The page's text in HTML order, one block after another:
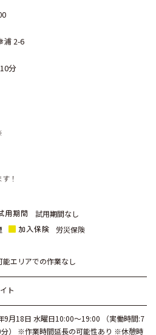
浦 2-6
分
！
用期間
試用期間なし
加入保険
労災保険
能エリアでの作業なし
ト
9月18日 水曜日10:00～19:00 （実働時間:7
） ※作業時間延長の可能性あり ※休憩時